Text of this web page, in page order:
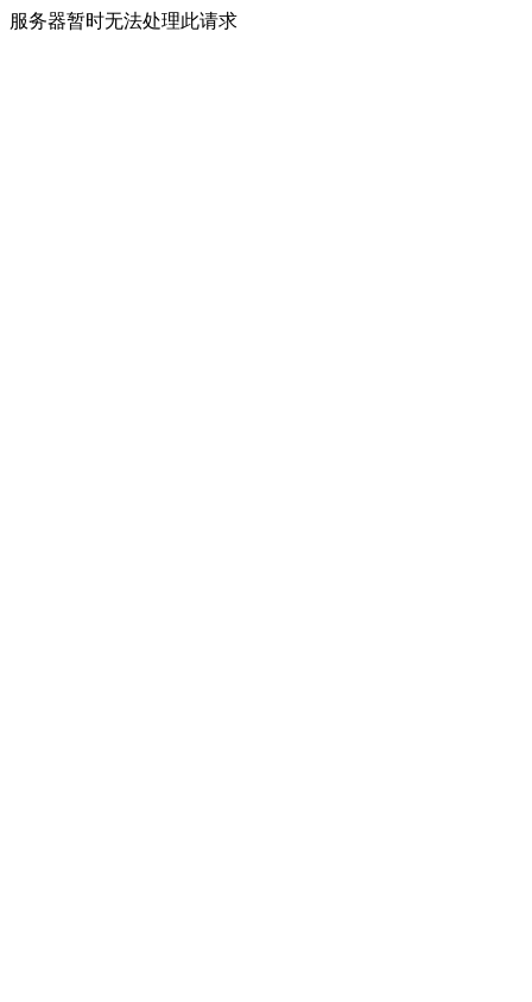
服务器暂时无法处理此请求